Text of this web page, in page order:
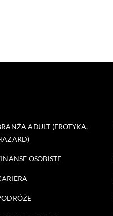
ADULT (EROTYKA,
OSOBISTE